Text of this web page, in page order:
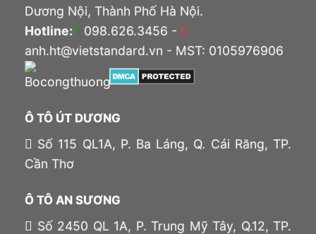
Dương Nội, Thành Phố Hà Nội.
Hotline:
098.626.3456 -
anh.ht@vietstandard.vn - MST: 0105976906
Ô TÔ ÚT DƯƠNG
Số 115 QL1A, P. Ba Láng, Q. Cái Răng, TP.
Cần Thơ
Ô TÔ AN SƯƠNG
Số 2450 QL 1A, P. Trung Mỹ Tây, Q.12, TP.